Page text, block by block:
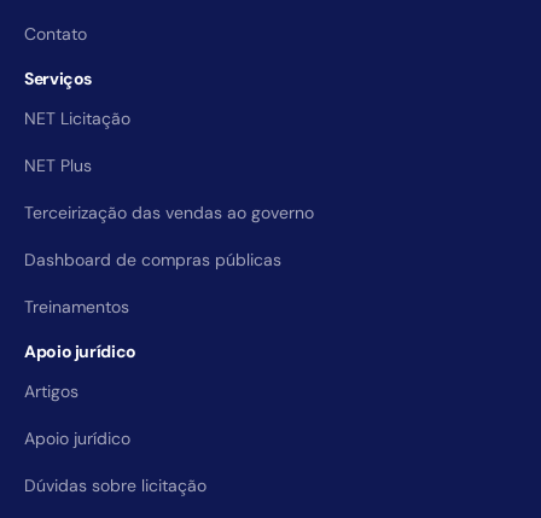
Contato
Serviços
NET Licitação
NET Plus
Terceirização das vendas ao governo
Dashboard de compras públicas
Treinamentos
Apoio jurídico
Artigos
Apoio jurídico
Dúvidas sobre licitação